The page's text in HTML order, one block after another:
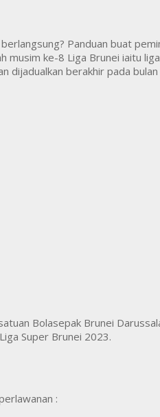
Panduan buat
musim ke-8 Liga Brunei iaitu
dijadualkan berakhir pada
Bolasepak Brunei
Super Brunei 2023.
: